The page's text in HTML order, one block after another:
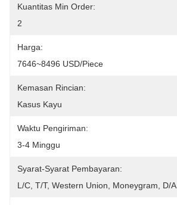
Kuantitas Min Order:
2
Harga:
7646~8496 USD/Piece
Kemasan Rincian:
Kasus Kayu
Waktu Pengiriman:
3-4 Minggu
Syarat-Syarat Pembayaran:
L/C, T/T, Western Union, Moneygram, D/A.